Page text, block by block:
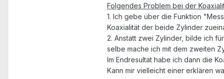
Folgendes Problem bei der
1. Ich gebe über die Funktion
Koaxialität der beide Zylinder
2. Anstatt zwei Zylinder, bilde ich
selbe mache ich mit dem zweiten
Im Endresultat habe ich dann die
Kann mir vielleicht einer erklären